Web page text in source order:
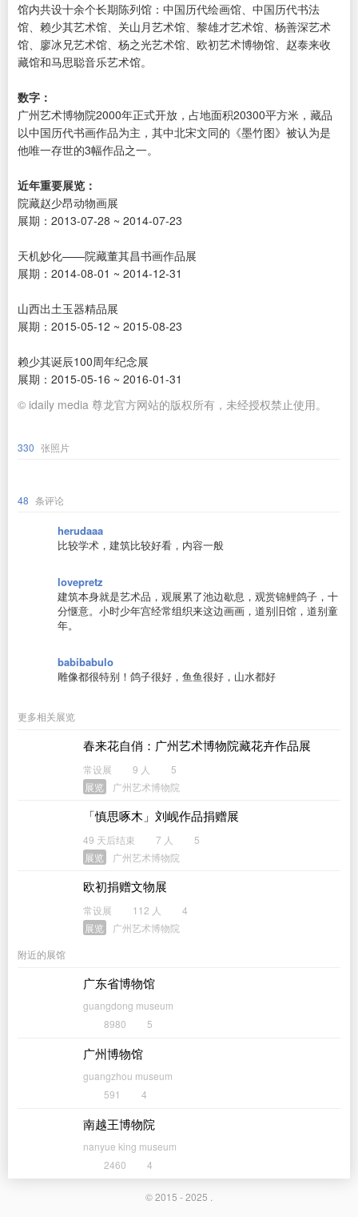
馆内共设十余个长期陈列馆：中国历代绘画馆、中国历代书法
馆、赖少其艺术馆、关山月艺术馆、黎雄才艺术馆、杨善深艺术
馆、廖冰兄艺术馆、杨之光艺术馆、欧初艺术博物馆、赵泰来收
藏馆和马思聪音乐艺术馆。
数字：
广州艺术博物院2000年正式开放，占地面积20300平方米，藏品
以中国历代书画作品为主，其中北宋文同的《墨竹图》被认为是
他唯一存世的3幅作品之一。
近年重要展览：
院藏赵少昂动物画展
展期：2013-07-28 ~ 2014-07-23
天机妙化——院藏董其昌书画作品展
展期：2014-08-01 ~ 2014-12-31
山西出土玉器精品展
展期：2015-05-12 ~ 2015-08-23
赖少其诞辰100周年纪念展
展期：2015-05-16 ~ 2016-01-31
© idaily media 尊龙官方网站的版权所有，未经授权禁止使用。
330 张照片
48 条评论
herudaaa
比较学术，建筑比较好看，内容一般
lovepretz
建筑本身就是艺术品，观展累了池边歇息，观赏锦鲤鸽子，十
分惬意。小时少年宫经常组织来这边画画，道别旧馆，道别童
年。
babibabulo
雕像都很特别！鸽子很好，鱼鱼很好，山水都好
更多相关展览
春来花自俏：广州艺术博物院藏花卉作品展
常设展 9 人
5
展览
广州艺术博物院
「慎思啄木」刘岘作品捐赠展
49 天后结束 7 人
5
展览
广州艺术博物院
欧初捐赠文物展
常设展 112 人
4
展览
广州艺术博物院
附近的展馆
广东省博物馆
guangdong museum
8980
5
广州博物馆
guangzhou museum
591
4
南越王博物院
nanyue king museum
2460
4
© 2015 - 2025 .